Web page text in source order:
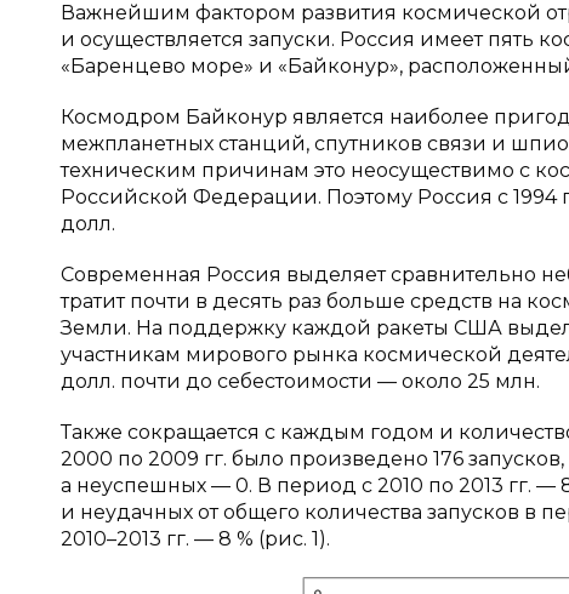
Важнейшим фактором развития космической
и осуществляется запуски. Россия имеет пять
«Баренцево море» и «Байконур»,
Космодром Байконур является наиболее
межпланетных станций, спутников связи и
техническим причинам это неосуществимо с
Российской Федерации. Поэтому Россия с 1994
долл.
Современная Россия выделяет сравнительно
тратит почти в десять раз больше средств на
Земли. На поддержку каждой ракеты США
участникам мирового рынка космической
долл. почти до себестоимости — около 25 млн.
Также сокращается с каждым годом и
2000 по 2009 гг. было произведено 176
а неуспешных — 0. В период с 2010 по 2013 гг.
и неудачных от общего количества запусков в
2010–2013 гг. — 8 % (рис. 1).